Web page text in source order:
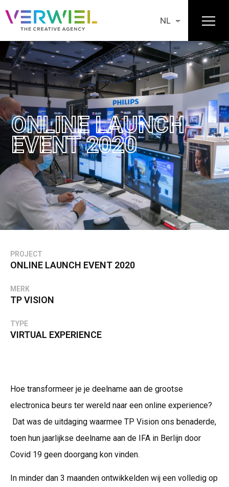
NL
ONLINE LAUNCH
EVENT 2020
PROJECT
ONLINE LAUNCH EVENT 2020
MERK
TP VISION
TYPE
VIRTUAL EXPERIENCE
Hoe transformeer je je deelname aan de grootse
electronica beurs ter wereld naar een online experience?
Dat was de uitdaging waarmee TP Vision ons benaderde,
toen hun jaarlijkse deelname aan de IFA in Berlijn door
Covid 19 geen doorgang kon vinden.
In minder dan 3 maanden ontwikkelden wij een volledig op